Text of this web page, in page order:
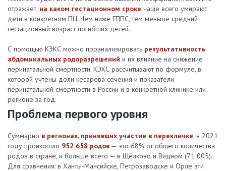
отражает, на каком гестационном сроке чаще всего умирают
дети в конкретном ПЦ. Чем ниже ГППС, тем меньше средний
гестационный возраст погибших детей.
С помощью КЭКС можно проанализировать результативность
абдоминальных родоразрешений и их влияние на снижение
перинатальной смертности. КЭКС рассчитывают по формуле, в
которой учтены доли кесарева сечения и показатели
перинатальной смертности в России и в конкретной клинике или
регионе за год.
Проблема первого уровня
Суммарно в регионах, принявших участие в перекличке, в 2021
году произошло 952 658 родов — это 68% от общего количества
родов в стране, и больше всего — в Щёлково и Видном (71 005).
Для сравнения: в Ханты-Мансийске, Петрозаводске и Орле эти